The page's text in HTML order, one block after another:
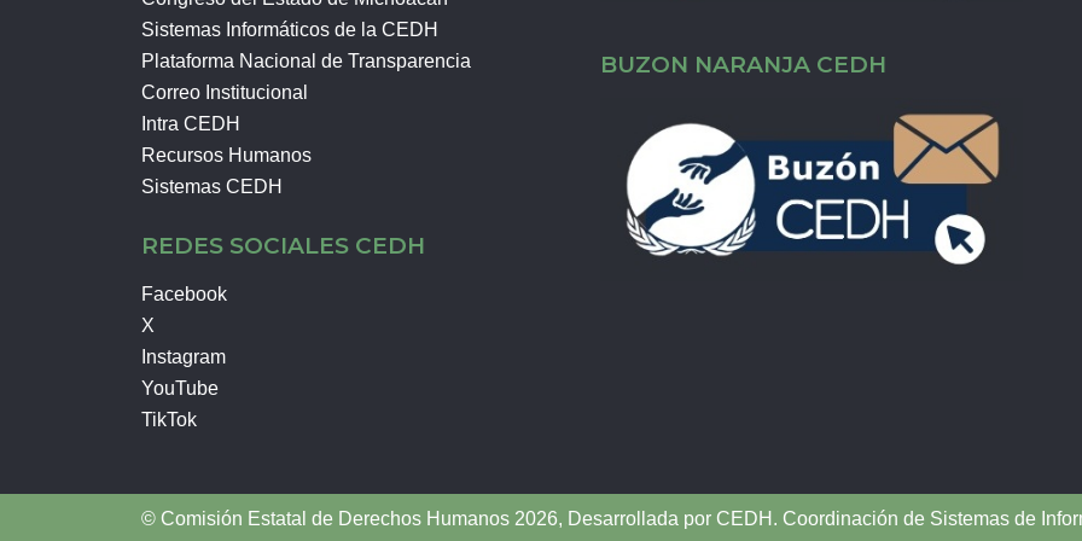
Sistemas Informáticos de la CEDH
Plataforma Nacional de Transparencia
Correo Institucional
Intra CEDH
Recursos Humanos
Sistemas CEDH
REDES SOCIALES CEDH
Facebook
X
Instagram
YouTube
TikTok
BUZON NARANJA CEDH
© Comisión Estatal de Derechos Humanos 2026, Desarrollada por CEDH . Coordinación de Sistemas de